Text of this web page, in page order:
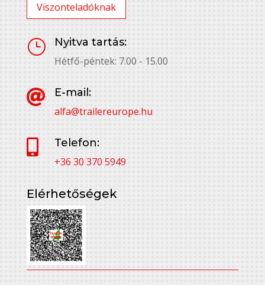
Viszonteladóknak
}
Nyitva tartás:
Hétfő-péntek: 7.00 - 15.00

E-mail:
alfa@trailereurope.hu

Telefon:
+36 30 370 5949
Elérhetőségek